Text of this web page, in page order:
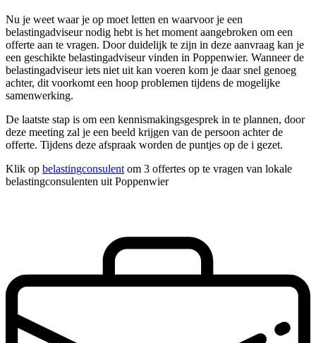
Nu je weet waar je op moet letten en waarvoor je een
belastingadviseur nodig hebt is het moment aangebroken om een
offerte aan te vragen. Door duidelijk te zijn in deze aanvraag kan je
een geschikte belastingadviseur vinden in Poppenwier. Wanneer de
belastingadviseur iets niet uit kan voeren kom je daar snel genoeg
achter, dit voorkomt een hoop problemen tijdens de mogelijke
samenwerking.
De laatste stap is om een kennismakingsgesprek in te plannen, door
deze meeting zal je een beeld krijgen van de persoon achter de
offerte. Tijdens deze afspraak worden de puntjes op de i gezet.
Klik op belastingconsulent om 3 offertes op te vragen van lokale
belastingconsulenten uit Poppenwier